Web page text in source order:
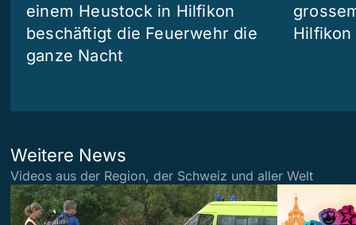
einem Heustock in Hilfikon
beschäftigt die Feuerwehr die
ganze Nacht
Hilfikon
Weitere News
Videos aus der Region, der Schweiz und aller Welt